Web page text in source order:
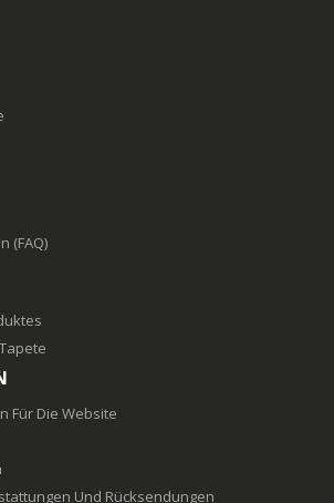
(FAQ)
Für Die Website
Und Rücksendungen